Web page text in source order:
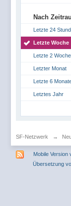
Nach
Letzte 24
Letzte Woche
Letzte 2
Letzter Monat
Letzte 6
Letztes Jahr
SF-Netzwerk →
Mobile Version
Übersetzung